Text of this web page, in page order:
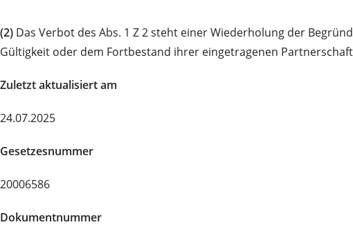
(2) Das Verbot des Abs. 1 Z 2 steht einer Wiederholung der
Gültigkeit oder dem Fortbestand ihrer eingetragenen
Zuletzt aktualisiert am
24.07.2025
Gesetzesnummer
20006586
Dokumentnummer